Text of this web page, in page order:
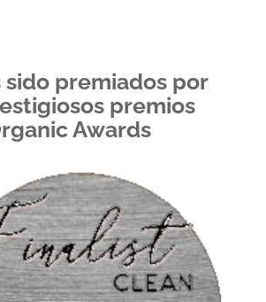
sido premiados por
premios
Awards